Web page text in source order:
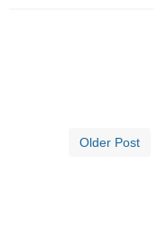
Older Post